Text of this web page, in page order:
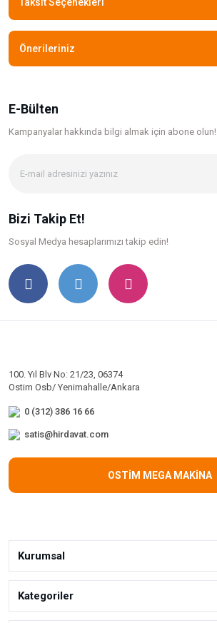
Önerileriniz
E-Bülten
Kampanyalar hakkında bilgi almak için abone olun!
Bizi Takip Et!
Sosyal Medya hesaplarımızı takip edin!
100. Yıl Blv No: 21/23, 06374
Ostim Osb/ Yenimahalle/Ankara
0 (312) 386 16 66
satis@hirdavat.com
OSTİM MEGA MAKİNA
Kurumsal
Kategoriler